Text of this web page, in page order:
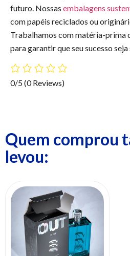
futuro. Nossas embalagens
com papéis reciclados ou
Trabalhamos com matéria-prima
para garantir que seu sucesso seja
0/5(0 Reviews)
Quem comprou
levou: